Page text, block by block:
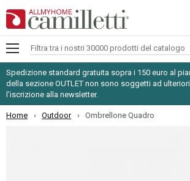
Spedizione standard gratuita sopra i 150 euro al
della sezione OUTLET non sono soggetti ad
l'iscrizione alla newsletter.
Home Outdoor Ombrellone Quadro